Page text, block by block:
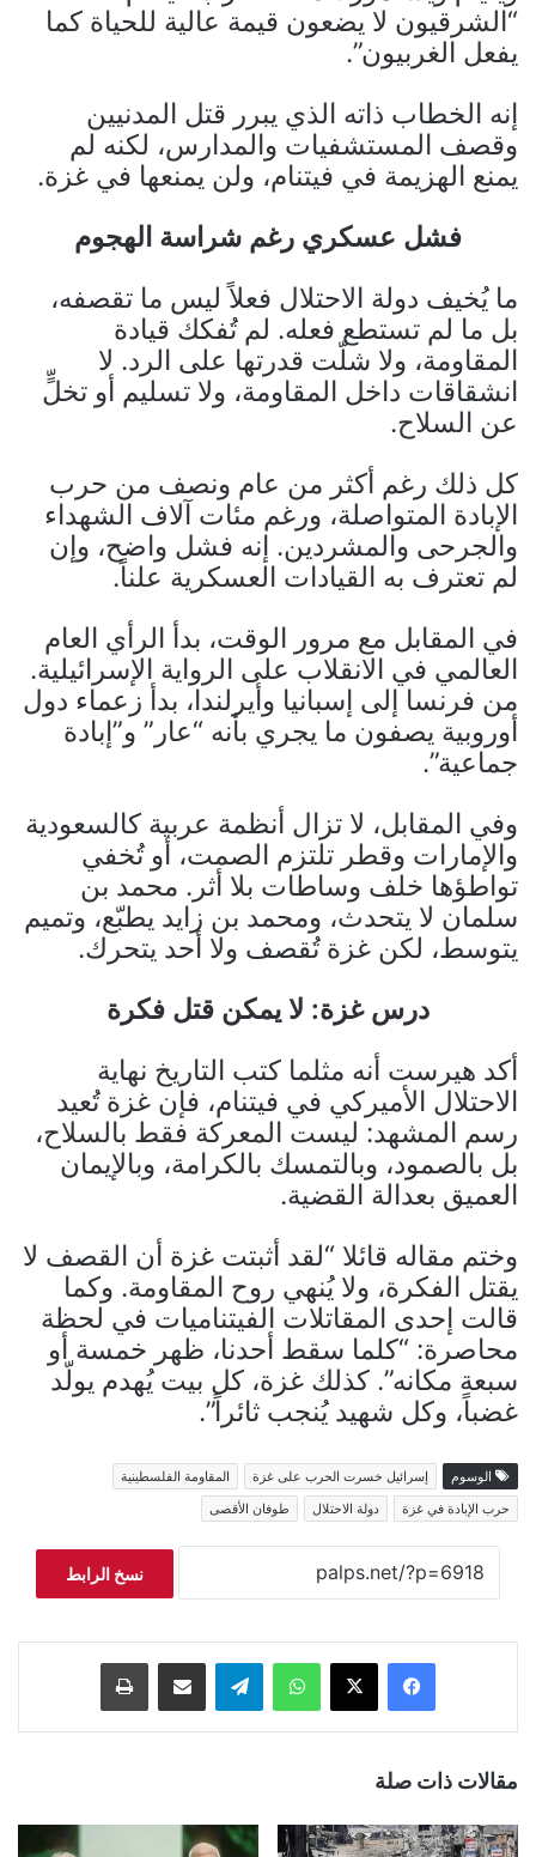
“الشرقيون لا يضعون قيمة عالية للحياة كما
يفعل الغربيون”.
إنه الخطاب ذاته الذي يبرر قتل المدنيين
وقصف المستشفيات والمدارس، لكنه لم
يمنع الهزيمة في فيتنام، ولن يمنعها في غزة.
فشل عسكري رغم شراسة الهجوم
ما يُخيف دولة الاحتلال فعلاً ليس ما تقصفه،
بل ما لم تستطع فعله. لم تُفكك قيادة
المقاومة، ولا شلّت قدرتها على الرد. لا
انشقاقات داخل المقاومة، ولا تسليم أو تخلٍّ
عن السلاح.
كل ذلك رغم أكثر من عام ونصف من حرب
الإبادة المتواصلة، ورغم مئات آلاف الشهداء
والجرحى والمشردين. إنه فشل واضح، وإن
لم تعترف به القيادات العسكرية علناً.
في المقابل مع مرور الوقت، بدأ الرأي العام
العالمي في الانقلاب على الرواية الإسرائيلية.
من فرنسا إلى إسبانيا وأيرلندا، بدأ زعماء دول
أوروبية يصفون ما يجري بأنه “عار” و”إبادة
جماعية”.
وفي المقابل، لا تزال أنظمة عربية كالسعودية
والإمارات وقطر تلتزم الصمت، أو تُخفي
تواطؤها خلف وساطات بلا أثر. محمد بن
سلمان لا يتحدث، ومحمد بن زايد يطبّع، وتميم
يتوسط، لكن غزة تُقصف ولا أحد يتحرك.
درس غزة: لا يمكن قتل فكرة
أكد هيرست أنه مثلما كتب التاريخ نهاية
الاحتلال الأميركي في فيتنام، فإن غزة تُعيد
رسم المشهد: ليست المعركة فقط بالسلاح،
بل بالصمود، وبالتمسك بالكرامة، وبالإيمان
العميق بعدالة القضية.
وختم مقاله قائلا “لقد أثبتت غزة أن القصف لا
يقتل الفكرة، ولا يُنهي روح المقاومة. وكما
قالت إحدى المقاتلات الفيتناميات في لحظة
محاصرة: “كلما سقط أحدنا، ظهر خمسة أو
سبعة مكانه”. كذلك غزة، كل بيت يُهدم يولّد
غضباً، وكل شهيد يُنجب ثائراً”.
الوسوم إسرائيل خسرت الحرب على غزة
المقاومة الفلسطينية
حرب الإبادة في غزة
دولة الاحتلال طوفان الأقصى
نسخ الرابط
فيسبوك ‫X واتساب تيلقرام مشاركة عبر البريد طباعة
مقالات ذات صلة